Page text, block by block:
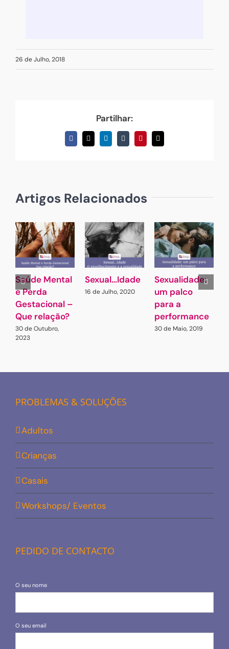
26 de Julho, 2018
Partilhar:
Facebook
X LinkedInTumblrPinterestEmail
(necessário
Artigos Relacionados
Saúde Mental
e Perda
Gestacional –
Que relação?
30 de Outubro,
2023
Sexual…Idade
16 de Julho, 2020
Sexualidade:
um palco
para a
performance
30 de Maio, 2019
PROBLEMAS & SOLUÇÕES
Adultos
Crianças
Casais
Workshops/ Eventos
PEDIDO DE CONTACTO
O seu nome
O seu email